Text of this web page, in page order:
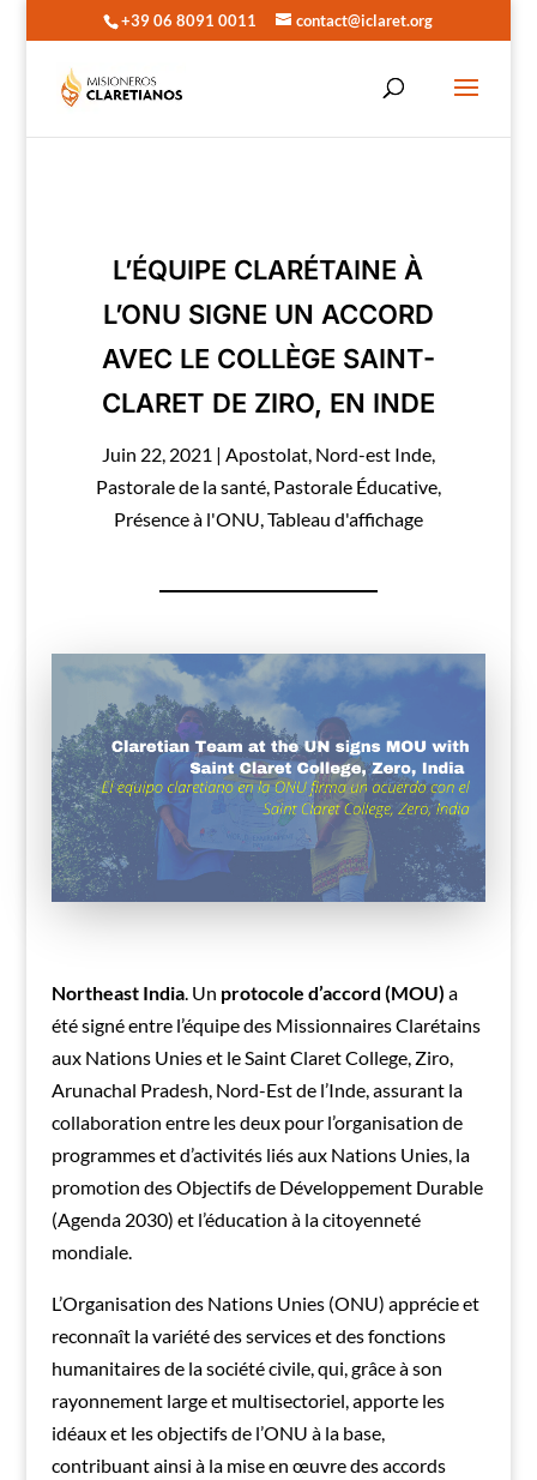
+39 06 8091 0011 contact@iclaret.org
L’ÉQUIPE CLARÉTAINE À
L’ONU SIGNE UN ACCORD
AVEC LE COLLÈGE SAINT-
CLARET DE ZIRO, EN INDE
Juin 22, 2021 | Apostolat, Nord-est Inde,
Pastorale de la santé, Pastorale Éducative,
Présence à l'ONU,Tableau d'affichage
Northeast India. Un protocole d’accord (MOU) a
été signé entre l’équipe des Missionnaires Clarétains
aux Nations Unies et le Saint Claret College, Ziro,
Arunachal Pradesh, Nord-Est de l’Inde, assurant la
collaboration entre les deux pour l’organisation de
programmes et d’activités liés aux Nations Unies, la
promotion des Objectifs de Développement Durable
(Agenda 2030) et l’éducation à la citoyenneté
mondiale.
L’Organisation des Nations Unies (ONU) apprécie et
reconnaît la variété des services et des fonctions
humanitaires de la société civile, qui, grâce à son
rayonnement large et multisectoriel, apporte les
idéaux et les objectifs de l’ONU à la base,
contribuant ainsi à la mise en œuvre des accords